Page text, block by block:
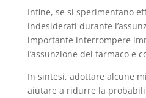
Infine, se si sperimentano
indesiderati durante
importante interrompere
l’assunzione del farmaco e
In sintesi, adottare alcune
aiutare a ridurre la